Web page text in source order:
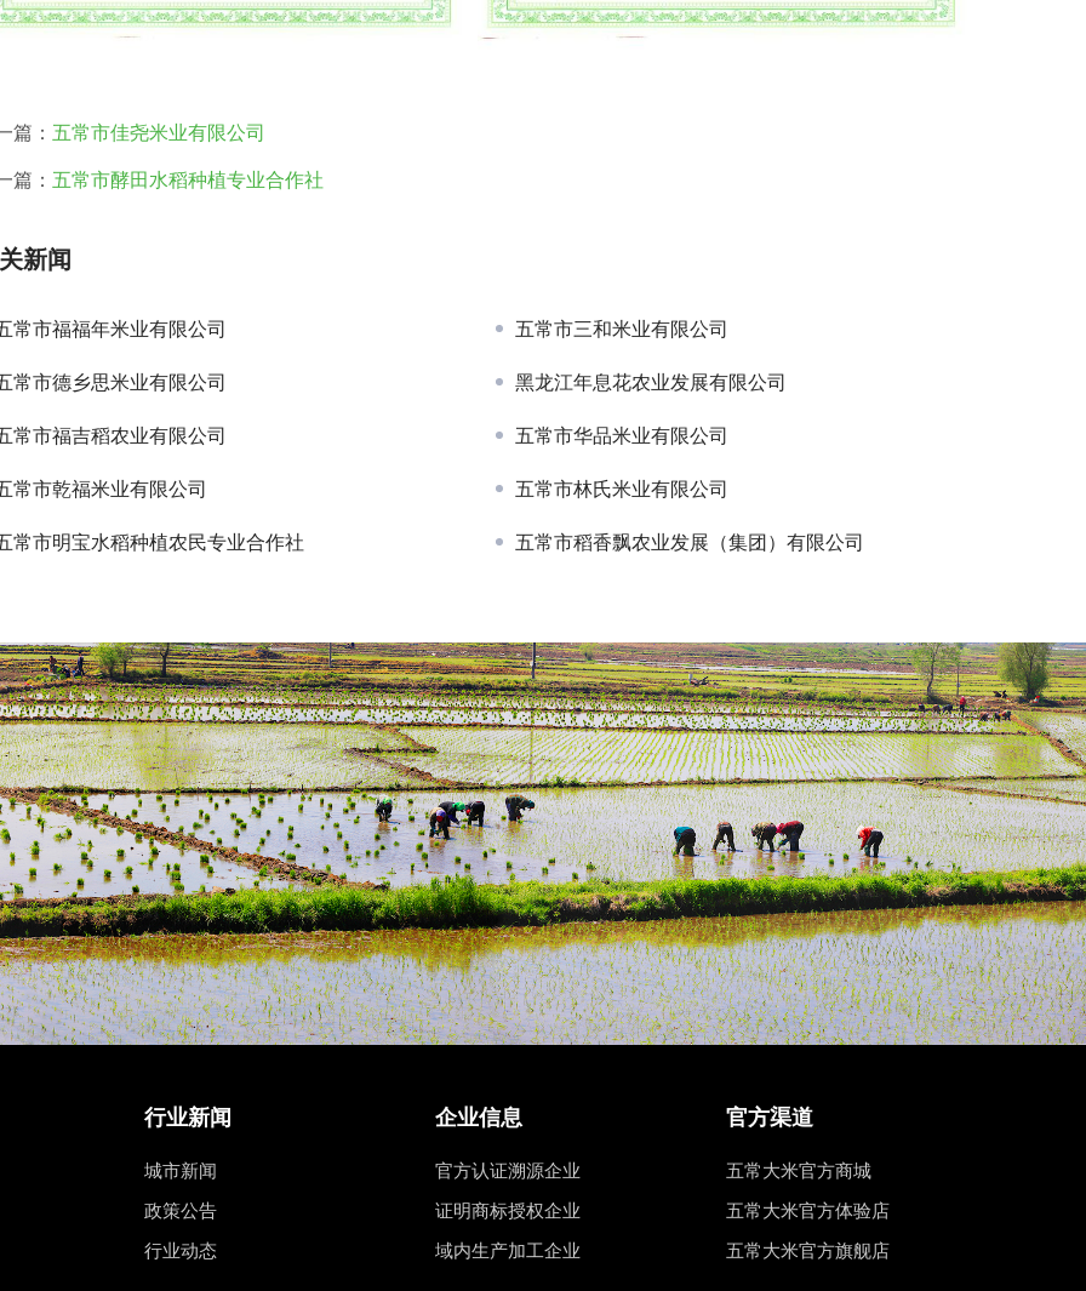
篇： 五常市佳尧米业有限公司
篇： 五常市酵田水稻种植专业合作社
新闻
常市福福年米业有限公司 五常市三和米业有限公司
常市德乡思米业有限公司 黑龙江年息花农业发展有限公司
常市福吉稻农业有限公司 五常市华品米业有限公司
常市乾福米业有限公司 五常市林氏米业有限公司
常市明宝水稻种植农民专业合作社 五常市稻香飘农业发展（集团）有限公司
行业新闻
城市新闻
政策公告
行业动态
企业信息
官方认证溯源企业
证明商标授权企业
域内生产加工企业
官方渠道
五常大米官方商城
五常大米官方体验店
五常大米官方旗舰店